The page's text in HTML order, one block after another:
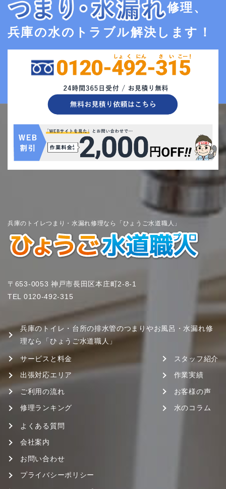
修理、
兵庫の水のトラブル解決します！
兵庫のトイレつまり・水漏れ修理なら「ひょうご水道職人」
〒653-0053 神戸市長田区本庄町2-8-1
TEL 0120-492-315
兵庫のトイレ・台所の排水管のつまりやお風呂・水漏れ修
理なら「ひょうご水道職人」
サービスと料金
出張対応エリア
ご利用の流れ
修理ランキング
スタッフ紹介
作業実績
お客様の声
水のコラム
よくある質問
会社案内
お問い合わせ
プライバシーポリシー